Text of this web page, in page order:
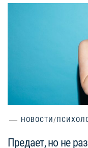
НОВОСТИ/
Предает, но не